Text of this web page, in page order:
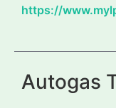
https://
Autogas